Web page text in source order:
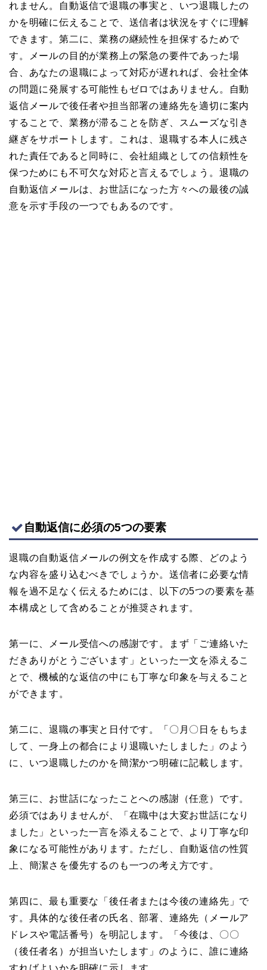
れません。自動返信で退職の事実と、いつ退職したの
かを明確に伝えることで、送信者は状況をすぐに理解
できます。第二に、業務の継続性を担保するためで
す。メールの目的が業務上の緊急の要件であった場
合、あなたの退職によって対応が遅れれば、会社全体
の問題に発展する可能性もゼロではありません。自動
返信メールで後任者や担当部署の連絡先を適切に案内
することで、業務が滞ることを防ぎ、スムーズな引き
継ぎをサポートします。これは、退職する本人に残さ
れた責任であると同時に、会社組織としての信頼性を
保つためにも不可欠な対応と言えるでしょう。退職の
自動返信メールは、お世話になった方々への最後の誠
意を示す手段の一つでもあるのです。
自動返信に必須の5つの要素
退職の自動返信メールの例文を作成する際、どのよう
な内容を盛り込むべきでしょうか。送信者に必要な情
報を過不足なく伝えるためには、以下の5つの要素を基
本構成として含めることが推奨されます。
第一に、メール受信への感謝です。まず「ご連絡いた
だきありがとうございます」といった一文を添えるこ
とで、機械的な返信の中にも丁寧な印象を与えること
ができます。
第二に、退職の事実と日付です。「〇月〇日をもちま
して、一身上の都合により退職いたしました」のよう
に、いつ退職したのかを簡潔かつ明確に記載します。
第三に、お世話になったことへの感謝（任意）です。
必須ではありませんが、「在職中は大変お世話になり
ました」といった一言を添えることで、より丁寧な印
象になる可能性があります。ただし、自動返信の性質
上、簡潔さを優先するのも一つの考え方です。
第四に、最も重要な「後任者または今後の連絡先」で
す。具体的な後任者の氏名、部署、連絡先（メールア
ドレスや電話番号）を明記します。「今後は、〇〇
（後任者名）が担当いたします」のように、誰に連絡
すればよいかを明確に示します。